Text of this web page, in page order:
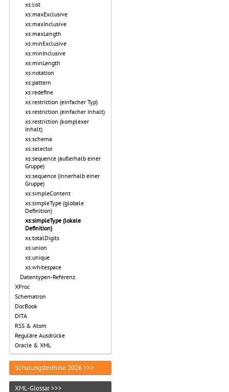
xs:list
xs:maxExclusive
xs:maxInclusive
xs:maxLength
xs:minExclusive
xs:minInclusive
xs:minLength
xs:notation
xs:pattern
xs:redefine
xs:restriction (einfacher Typ)
xs:restriction (einfacher Inhalt)
xs:restriction (komplexer
Inhalt)
xs:schema
xs:selector
xs:sequence (außerhalb einer
Gruppe)
xs:sequence (innerhalb einer
Gruppe)
xs:simpleContent
xs:simpleType (globale
Definition)
xs:simpleType (lokale
Definition)
xs:totalDigits
xs:union
xs:unique
xs:whitespace
Datentypen-Referenz
XProc
Schematron
DocBook
DITA
RSS & Atom
Reguläre Ausdrücke
Oracle & XML
Schulungstermine 2026 >>>
XML-Glossar >>>